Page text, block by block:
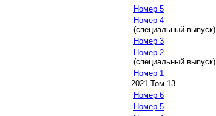
Номер 5
Номер 4
(специальный выпуск)
Номер 3
Номер 2
(специальный выпуск)
Номер 1
2021 Том 13
Номер 6
Номер 5